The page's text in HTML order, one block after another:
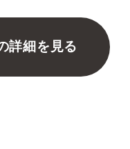
詳細を見る